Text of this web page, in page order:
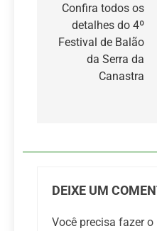
de
Post
Confira todos os
detalhes do 4º
Festival de Balão
da Serra da
Canastra
DEIXE UM
Você precisa fazer o